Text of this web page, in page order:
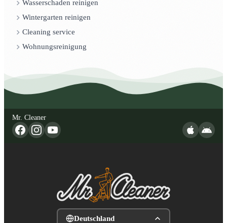
Wasserschaden reinigen
Wintergarten reinigen
Cleaning service
Wohnungsreinigung
Mr. Cleaner
Deutschland